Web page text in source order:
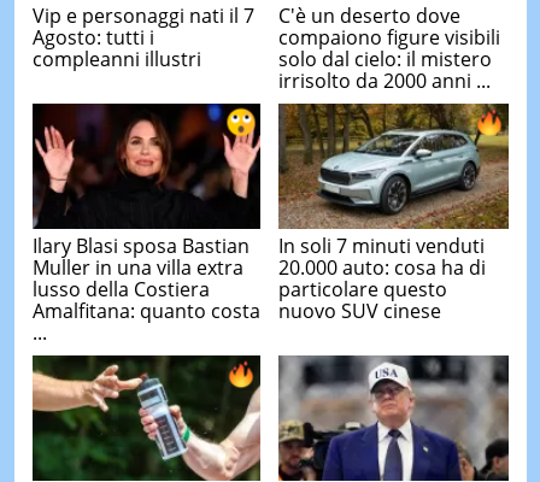
Vip e personaggi nati il 7
Agosto: tutti i
compleanni illustri
C'è un deserto dove
compaiono figure visibili
solo dal cielo: il mistero
irrisolto da 2000 anni ...
Ilary Blasi sposa Bastian
Muller in una villa extra
lusso della Costiera
Amalfitana: quanto costa
...
In soli 7 minuti venduti
20.000 auto: cosa ha di
particolare questo
nuovo SUV cinese